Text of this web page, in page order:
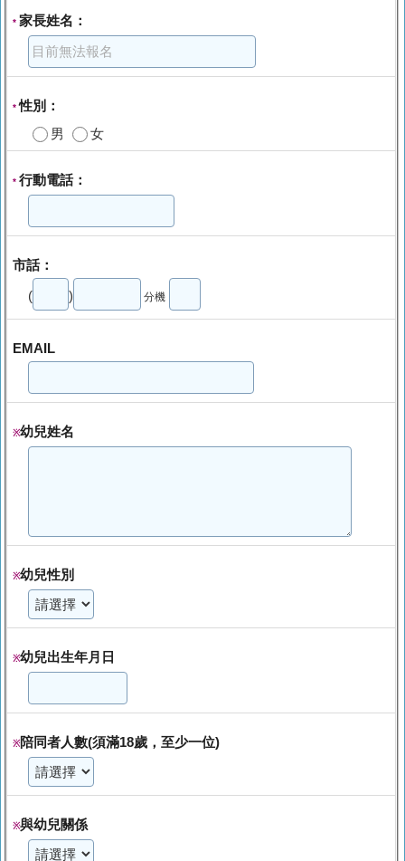
* 家長姓名：
*性別：
男
女
* 行動電話：
市話：
( ) 分機
EMAIL
※幼兒姓名
※幼兒性別
※幼兒出生年月日
※陪同者人數(須滿18歲，至少一位)
※與幼兒關係